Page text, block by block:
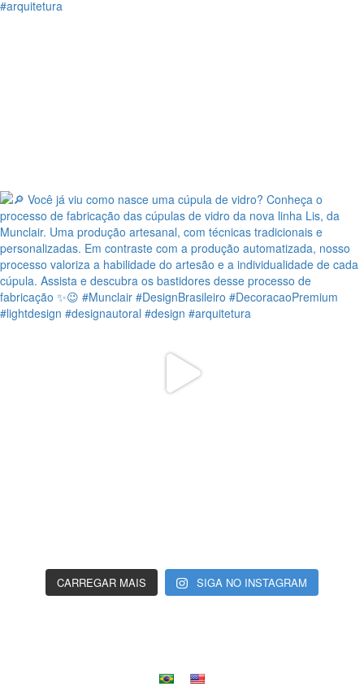
CARREGAR MAIS SIGA NO INSTAGRAM